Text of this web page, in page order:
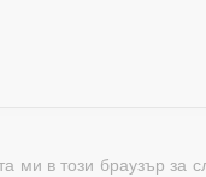
ми в този браузър за